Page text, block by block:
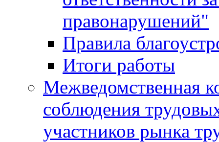
правонарушений"
Правила
Итоги работы
Межведомственная
соблюдения
участников рынка